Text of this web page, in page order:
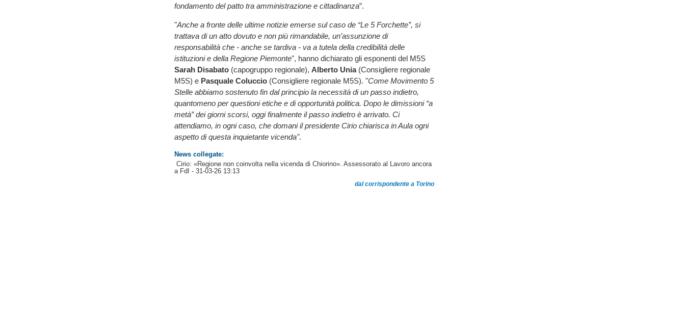
fondamento del patto tra amministrazione e cittadinanza”.
"Anche a fronte delle ultime notizie emerse sul caso de “Le 5 Forchette”, si
trattava di un atto dovuto e non più rimandabile, un’assunzione di
responsabilità che - anche se tardiva - va a tutela della credibilità delle
istituzioni e della Regione Piemonte", hanno dichiarato gli esponenti del M5S
Sarah Disabato (capogruppo regionale), Alberto Unia (Consigliere regionale
M5S) e Pasquale Coluccio (Consigliere regionale M5S). "Come Movimento 5
Stelle abbiamo sostenuto fin dal principio la necessità di un passo indietro,
quantomeno per questioni etiche e di opportunità politica. Dopo le dimissioni “a
metà” dei giorni scorsi, oggi finalmente il passo indietro è arrivato. Ci
attendiamo, in ogni caso, che domani il presidente Cirio chiarisca in Aula ogni
aspetto di questa inquietante vicenda".
News collegate:
Cirio: «Regione non coinvolta nella vicenda di Chiorino». Assessorato al Lavoro ancora
a FdI - 31-03-26 13:13
dal corrispondente a Torino